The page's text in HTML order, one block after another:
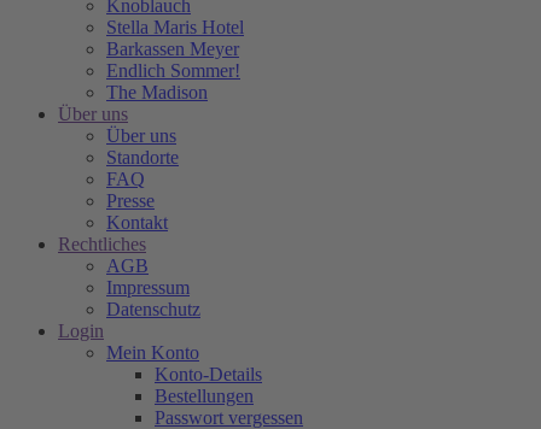
Knoblauch
Stella Maris Hotel
Barkassen Meyer
Endlich Sommer!
The Madison
Über uns
Über uns
Standorte
FAQ
Presse
Kontakt
Rechtliches
AGB
Impressum
Datenschutz
Login
Mein Konto
Konto-Details
Bestellungen
Passwort vergessen